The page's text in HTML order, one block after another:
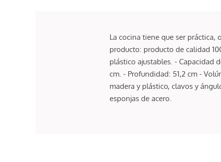
La cocina tiene que ser práctica,
producto: producto de calidad
plástico ajustables. - Capacidad
cm. - Profundidad: 51,2 cm -
madera y plástico, clavos y
esponjas de acero.